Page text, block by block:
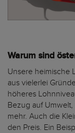
Warum sind
Unsere heimische
aus vielerlei
höheres
Bezug auf
mehr. Auch die
den Preis. Ein